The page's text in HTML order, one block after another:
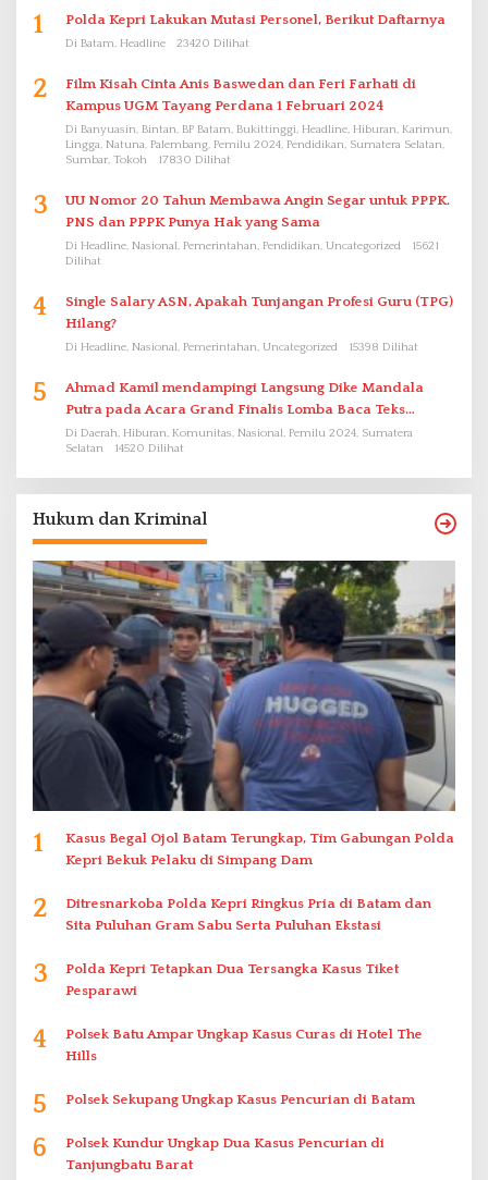
1 Polda Kepri Lakukan Mutasi Personel, Berikut Daftarnya
Di Batam, Headline 23420 Dilihat
2
Film Kisah Cinta Anis Baswedan dan Feri Farhati di
Kampus UGM Tayang Perdana 1 Februari 2024
Di Banyuasin, Bintan, BP Batam, Bukittinggi, Headline, Hiburan, Karimun,
Lingga, Natuna, Palembang, Pemilu 2024, Pendidikan, Sumatera Selatan,
Sumbar, Tokoh
17830 Dilihat
3
UU Nomor 20 Tahun Membawa Angin Segar untuk PPPK.
PNS dan PPPK Punya Hak yang Sama
Di Headline, Nasional, Pemerintahan, Pendidikan, Uncategorized
15621
Dilihat
4
Single Salary ASN, Apakah Tunjangan Profesi Guru (TPG)
Hilang?
Di Headline, Nasional, Pemerintahan, Uncategorized 15398 Dilihat
5
Ahmad Kamil mendampingi Langsung Dike Mandala
Putra pada Acara Grand Finalis Lomba Baca Teks
Proklamasi Mirip Bung Karno di Bali
Di Daerah, Hiburan, Komunitas, Nasional, Pemilu 2024, Sumatera
Selatan
14520 Dilihat
Hukum dan Kriminal
1
Kasus Begal Ojol Batam Terungkap, Tim Gabungan Polda
Kepri Bekuk Pelaku di Simpang Dam
2
Ditresnarkoba Polda Kepri Ringkus Pria di Batam dan
Sita Puluhan Gram Sabu Serta Puluhan Ekstasi
3
Polda Kepri Tetapkan Dua Tersangka Kasus Tiket
Pesparawi
4
Polsek Batu Ampar Ungkap Kasus Curas di Hotel The
Hills
5 Polsek Sekupang Ungkap Kasus Pencurian di Batam
6
Polsek Kundur Ungkap Dua Kasus Pencurian di
Tanjungbatu Barat